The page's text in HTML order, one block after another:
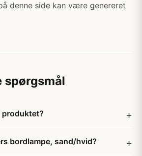
denne side kan være genereret
spørgsmål
produktet?
bordlampe, sand/hvid?